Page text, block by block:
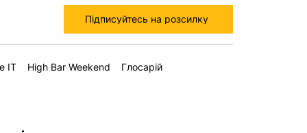
Підписуйтесь на розсилку
IT High Bar Weekend Глосарій